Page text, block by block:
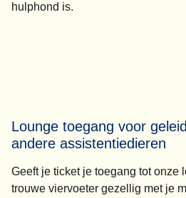
hulphond is.
Lounge toegang voor
andere assistentiedieren
Geeft je ticket je toegang tot onze
trouwe viervoeter gezellig met je